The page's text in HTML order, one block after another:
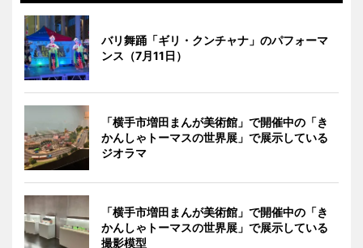
バリ舞踊「ギリ・クンチャナ」のパフォーマ
ンス（7月11日）
「横手市増田まんが美術館」で開催中の「き
かんしゃトーマスの世界展」で展示している
ジオラマ
「横手市増田まんが美術館」で開催中の「き
かんしゃトーマスの世界展」で展示している
撮影模型